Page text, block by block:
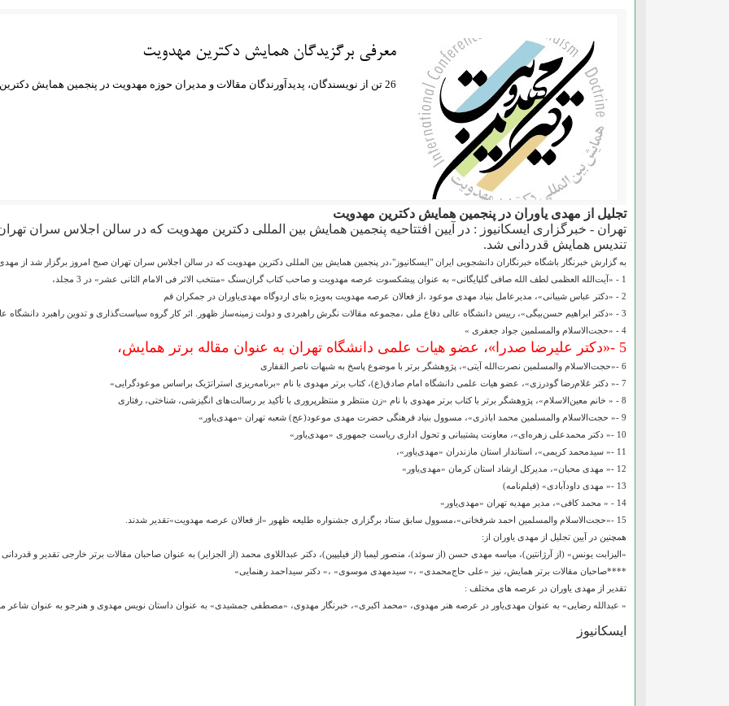
معرفی برگزیدگان همایش دکترین مهدویت
26 تن از نویسندگان، پدیدآورندگان مقالات و مدیران حوزه مهدویت در پنجمین همایش دکترین مهدویت تجلیل شدند.
تجلیل از مهدی یاوران در پنجمین همایش دکترین مهدویت
تهران - خبرگزاری ایسکانیوز : در آیین افتتاحیه پنجمین همایش بین المللی دکترین مهدویت که در سالن اجلاس سران
تندیس همایش قدردانی شد.
به گزارش خبرنگار باشگاه خبرنگاران دانشجویی ایران "ایسکانیوز"،در پنجمین همایش بین المللی دکترین مهدویت که در سالن اجلاس سران تهران صبح امروز برگزار شد از
1 - «آیت‌الله العظمی لطف الله صافی گلپایگانی» به عنوان پیشکسوت عرصه مهدویت و صاحب کتاب گران‌سنگ «منتخب الاثر فی الامام الثانی عشر» در 3 مجلد،
2 - «دکتر عباس شیبانی»، مدیرعامل بنیاد مهدی موعود ،از فعالان عرصه مهدویت به‌ویژه بنای اردوگاه مهدی‌یاوران در جمکران قم
3 - «دکتر ابراهیم حسن‌بیگی»، رییس دانشگاه عالی دفاع ملی ،مجموعه مقالات نگرش راهبردی و دولت زمینه‌ساز ظهور. اثر کار گروه سیاست‌گذاری و تدوین راهبرد دانشگاه عالی دفاع ملّی
4 - «حجت‌الاسلام والمسلمین جواد جعفری »
5 -«دکتر علیرضا صدرا»، عضو هیات علمی دانشگاه تهران به عنوان مقاله برتر همایش،
6 -«حجت‌الاسلام والمسلمین نصرت‌الله آیتی»، پژوهشگر برتر با موضوع پاسخ به شبهات ناصر القفاری
7 -« دکتر غلام‌رضا گودرزی»، عضو هیات علمی دانشگاه امام صادق(ع)، کتاب برتر مهدوی با نام «برنامه‌ریزی استراتژیک براساس موعودگرایی»
8 - « خانم معین‌الاسلام»، پژوهشگر برتر با کتاب برتر مهدوی با نام «زن منتظر و منتظرپروری با تأکید بر رسالت‌های انگیزشی، شناختی، رفتاری
9 -« حجت‌الاسلام والمسلمین محمد اباذری»، مسوول بنیاد فرهنگی حضرت مهدی موعود(عج) شعبه تهران «مهدی‌یاور»
10 -« دکتر محمدعلی زهره‌ای»، معاونت پشتیبانی و تحول اداری ریاست جمهوری «مهدی‌یاور»
11 -« سیدمحمد کریمی»، استاندار استان مازندران «مهدی‌یاور»،
12 -« مهدی محبان»، مدیرکل ارشاد استان کرمان «مهدی‌یاور»
13 -« مهدی داودآبادی» (فیلم‌نامه)
14 - « محمد کافی»، مدیر مهدیه تهران «مهدی‌یاور»
15 -«حجت‌الاسلام والمسلمین احمد شرفخانی»،مسوول سابق ستاد برگزاری جشنواره طلیعه ظهور «از فعالان عرصه مهدویت»تقدیر شدند.
همچنین در آیین تجلیل از مهدی یاوران از:
«الیزابت یونس» (از آرژانتین)، میاسه مهدی حسن (از سوئد)، منصور لیمبا (از فیلیپین)، دکتر عبداللاوی محمد (از الجزایر) به عنوان صاحبان مقالات برتر خارجی تقدیر و
****صاحبان مقالات برتر همایش، نیز «علی حاج‌محمدی» ،« سیدمهدی موسوی» ،« دکتر سیداحمد رهنمایی»
تقدیر از مهدی یاوران در عرصه های مختلف :
« عبدالله رضایی» به عنوان مهدی‌یاور در عرصه هنر مهدوی، «محمد اکبری»، خبرنگار مهدوی، «مصطفی جمشیدی» به عنوان داستان نویس مهدوی و هنرجو به عنوان شاعر
ایسکانیوز